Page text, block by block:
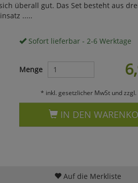
überall gut. Das Set besteht aus
.....
Sofort lieferbar - 2-6 Werktage
Menge
* inkl. gesetzlicher MwSt und zzgl.
IN DEN
Auf die Merkliste